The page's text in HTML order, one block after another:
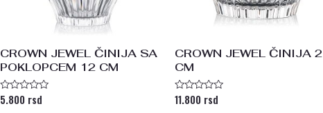
CROWN JEWEL ČINIJA SA
POKLOPCEM 12 CM
Ocenjeno
sa
5.800 rsd
CROWN JEWEL ČINIJA
CM
Ocenjeno
sa
11.800 rsd